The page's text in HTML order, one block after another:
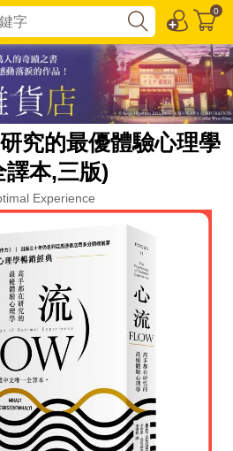
0
究的最優體驗心理學
譯本,三版)
Experience